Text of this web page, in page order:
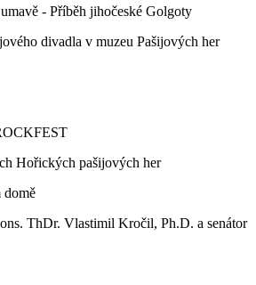
- Příběh jihočeské Golgoty
divadla v muzeu Pašijových her
Hořických pašijových her
domě
ThDr. Vlastimil Kročil, Ph.D. a senátor